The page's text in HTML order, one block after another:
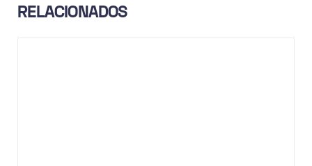
RELACIONADOS